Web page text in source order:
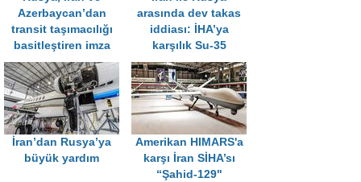
Azerbaycan’dan
transit taşımacılığı
basitleştiren imza
arasında dev takas
iddiası: İHA’ya
karşılık Su-35
İran’dan Rusya’ya
büyük yardım
Amerikan HIMARS'a
karşı İran SİHA’sı
“Şahid-129"